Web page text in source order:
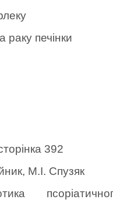
раку печінки
392
М.І. Спузяк